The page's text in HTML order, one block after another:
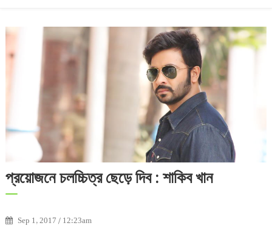
প্রয়োজনে চলচ্চিত্র ছেড়ে দিব : শাকিব খান
Sep 1, 2017 / 12:23am